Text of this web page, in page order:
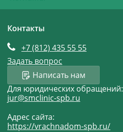
Контакты
+7 (812) 435 55 55
Задать вопрос
Написать нам
Для юридических обращений:
jur@smclinic-spb.ru
Адрес сайта:
https://vrachnadom-spb.ru/